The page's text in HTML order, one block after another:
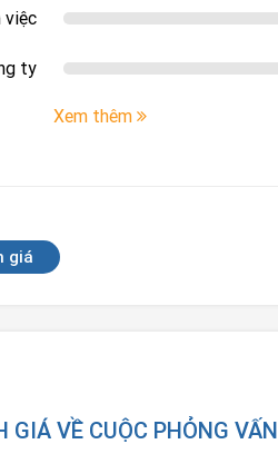
việc
ty
Xem thêm
giá
VỀ CUỘC PHỎNG VẤN